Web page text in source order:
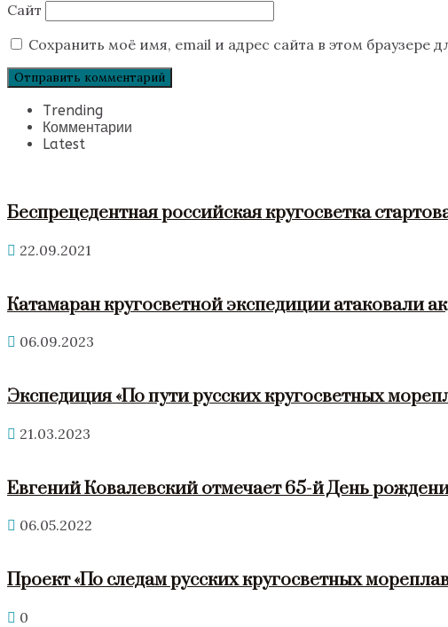
Сайт
Сохранить моё имя, email и адрес сайта в этом
Trending
Комментарии
Latest
Беспрецедентная российская кругосветка
22.09.2021
Катамаран кругосветной экспедиции атаковали
06.09.2023
Экспедиция «По пути русских кругосветных
21.03.2023
Евгений Ковалевский отмечает 65-й День
06.05.2022
Проект «По следам русских кругосветных
0